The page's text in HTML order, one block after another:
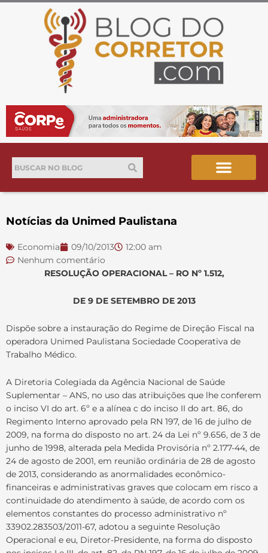
Notícias da Unimed Paulistana
Economia 09/10/2013
12:00 am
Nenhum comentário
RESOLUÇÃO OPERACIONAL – RO Nº 1.512,
DE 9 DE SETEMBRO DE 2013
Dispõe sobre a instauração do Regime de Direção Fiscal na
operadora Unimed Paulistana Sociedade Cooperativa de
Trabalho Médico.
A Diretoria Colegiada da Agência Nacional de Saúde
Suplementar – ANS, no uso das atribuições que lhe conferem
o inciso VI do art. 6º e a alínea c do inciso II do art. 86, do
Regimento Interno aprovado pela RN 197, de 16 de julho de
2009, na forma do disposto no art. 24 da Lei nº 9.656, de 3 de
junho de 1998, alterada pela Medida Provisória nº 2.177-44, de
24 de agosto de 2001, em reunião ordinária de 28 de agosto
de 2013, considerando as anormalidades econômico-
financeiras e administrativas graves que colocam em risco a
continuidade do atendimento à saúde, de acordo com os
elementos constantes do processo administrativo nº
33902.283503/2011-67, adotou a seguinte Resolução
Operacional e eu, Diretor-Presidente, na forma do disposto